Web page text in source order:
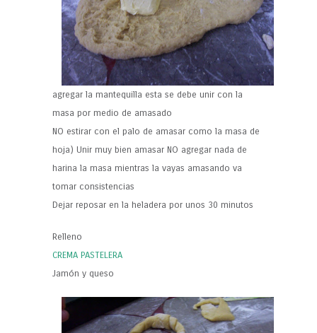
agregar la mantequilla esta se debe unir con la
masa por medio de amasado
NO estirar con el palo de amasar como la masa de
hoja) Unir muy bien amasar NO agregar nada de
harina la masa mientras la vayas amasando va
tomar consistencias
Dejar reposar en la heladera por unos 30 minutos
Relleno
CREMA PASTELERA
Jamón y queso